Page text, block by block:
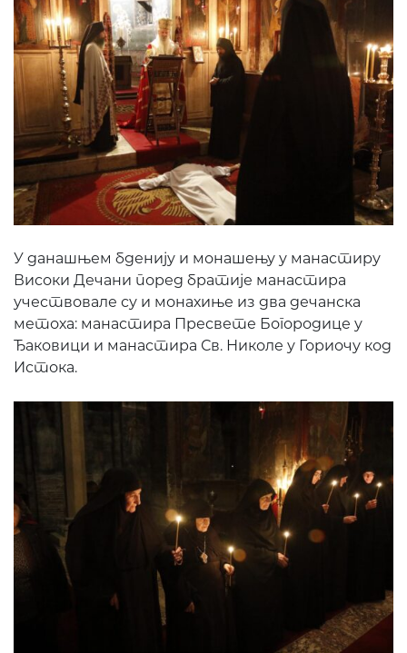
У данашњем бденију и монашењу у манастиру
Високи Дечани поред братије манастира
учествовале су и монахиње из два дечанска
метоха: манастира Пресвете Богородице у
Ђаковици и манастира Св. Николе у Гориочу код
Истока.